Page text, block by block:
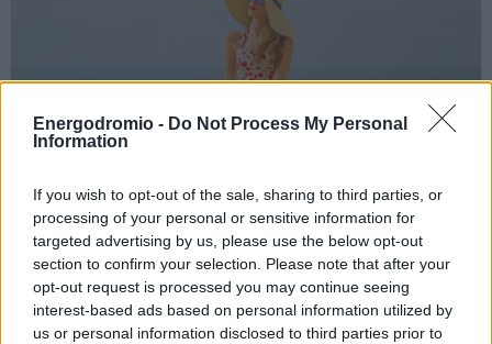
Energodromio - Do Not Process My Personal
Information
If you wish to opt-out of the sale, sharing to third parties, or
processing of your personal or sensitive information for
targeted advertising by us, please use the below opt-out
section to confirm your selection. Please note that after your
opt-out request is processed you may continue seeing
interest-based ads based on personal information utilized by
us or personal information disclosed to third parties prior to
Πώς να ντυθείς στο γραφείο το καλοκαίρι
χωρίς να μοιάζεις… έτοιμη για παραλία